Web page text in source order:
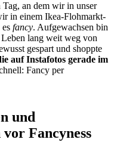
an dem wir in unser
in einem Ikea-Flohmarkt-
fancy. Aufgewachsen bin
lang weit weg von
gespart und shoppte
auf Instafotos gerade im
Fancy per
und
Fancyness